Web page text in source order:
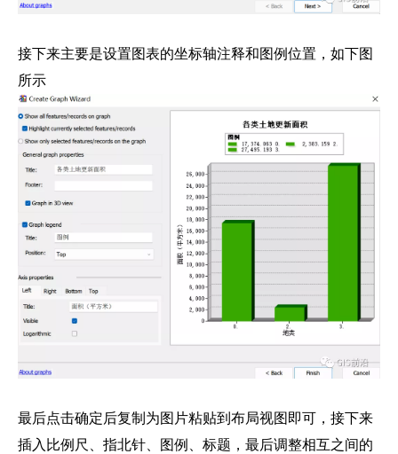
接下来主要是设置图表的坐标轴注释和图例位置，如下图
所示
最后点击确定后复制为图片粘贴到布局视图即可，接下来
插入比例尺、指北针、图例、标题，最后调整相互之间的